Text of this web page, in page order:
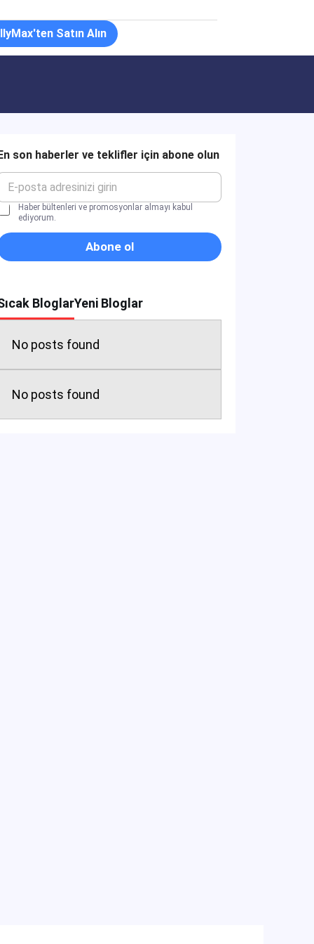
Satın Alın
son haberler ve teklifler için abone olun
n
o
r
e
Haber bültenleri ve promosyonlar almayı kabul
ediyorum.
Abone ol
BloglarYeni Bloglar
No posts found
No posts found